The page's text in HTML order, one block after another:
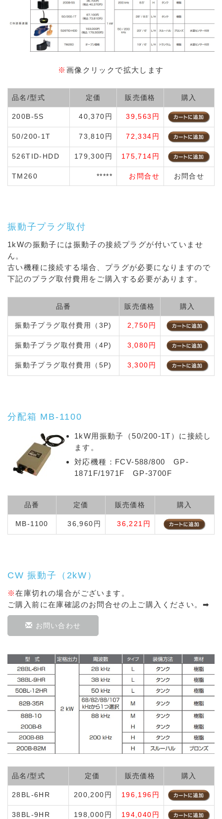
※ 画像クリックで拡大します
品名/型式 定価 販売価格 購入
200B-5S 40,370円 39,563円
50/200-1T 73,810円 72,334円
526TID-HDD 179,300円 175,714円
TM260 ***** お問合せ お問合せ
振動子プラグ取付
1kWの振動子には振動子の接続プラグが付いていませ
ん。
古い機種に接続する場合、プラグが必要になりますので
下記のプラグ取付費用をご購入する必要があります。
品番 販売価格 購入
振動子プラグ取付費用（3P) 2,750円
振動子プラグ取付費用（4P) 3,080円
振動子プラグ取付費用（5P) 3,300円
分配箱 MB-1100
1kW用振動子（50/200-1T）に接続し
ます。
対応機種：FCV-588/800 GP-
1871F/1971F GP-3700F
品番 定価 販売価格 購入
MB-1100 36,960円 36,221円
CW 振動子（2kW）
※在庫切れの場合がございます。
ご購入前に在庫確認のお問合せの上ご購入ください。➡
お問い合わせ
品名/型式 定価 販売価格 購入
28BL-6HR 200,200円 196,196円
38BL-9HR 198,000円 194,040円